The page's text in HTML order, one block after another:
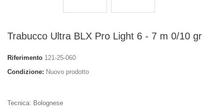
Trabucco Ultra BLX Pro Light 6 - 7 m 0/10 gr
Riferimento 121-25-060
Condizione: Nuovo prodotto
Tecnica: Bolognese